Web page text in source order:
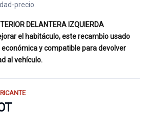
precio.
DELANTERA IZQUIERDA
el habitáculo, este recambio usado
y compatible para devolver
al vehículo.